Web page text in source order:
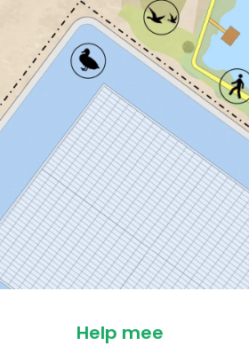
Help mee